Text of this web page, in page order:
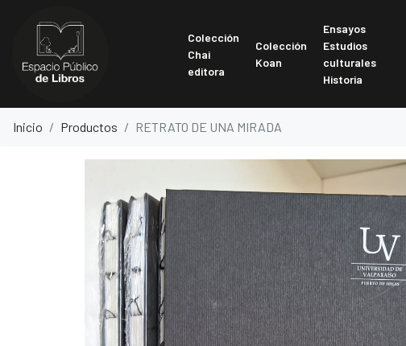
Colección
Chai
editora
Colección
Koan
Ensayos
Estudios
culturales
Historia
Inicio Productos RETRATO DE UNA MIRADA